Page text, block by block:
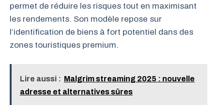
permet de réduire les risques tout en maximisant
les rendements. Son modèle repose sur
l’identification de biens à fort potentiel dans des
zones touristiques premium.
Lire aussi : Malgrim streaming 2025 : nouvelle
adresse et alternatives sûres